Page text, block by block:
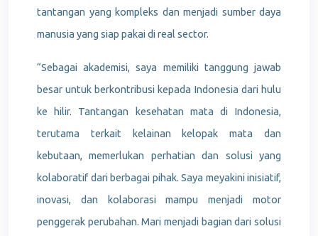
tantangan yang kompleks dan menjadi sumber daya
manusia yang siap pakai di real sector.
“Sebagai akademisi, saya memiliki tanggung jawab
besar untuk berkontribusi kepada Indonesia dari hulu
ke hilir. Tantangan kesehatan mata di Indonesia,
terutama terkait kelainan kelopak mata dan
kebutaan, memerlukan perhatian dan solusi yang
kolaboratif dari berbagai pihak. Saya meyakini inisiatif,
inovasi, dan kolaborasi mampu menjadi motor
penggerak perubahan. Mari menjadi bagian dari solusi